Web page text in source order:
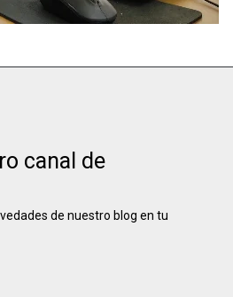
canal de
de nuestro blog en tu